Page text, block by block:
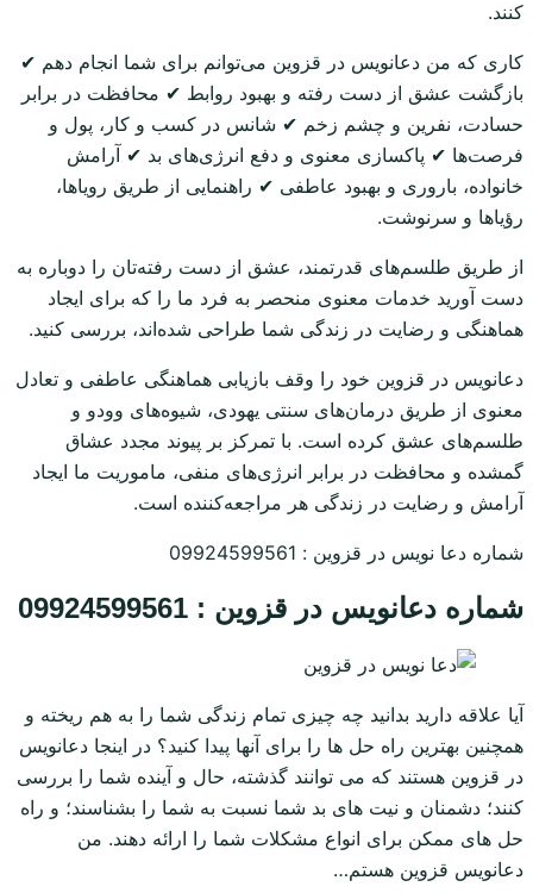
کنند.
کاری که من دعانویس در قزوین می‌توانم برای شما انجام دهم ✔
بازگشت عشق از دست رفته و بهبود روابط ✔ محافظت در برابر
حسادت، نفرین و چشم زخم ✔ شانس در کسب و کار، پول و
فرصت‌ها ✔ پاکسازی معنوی و دفع انرژی‌های بد ✔ آرامش
خانواده، باروری و بهبود عاطفی ✔ راهنمایی از طریق رویاها،
رؤیاها و سرنوشت.
از طریق طلسم‌های قدرتمند، عشق از دست رفته‌تان را دوباره به
دست آورید خدمات معنوی منحصر به فرد ما را که برای ایجاد
هماهنگی و رضایت در زندگی شما طراحی شده‌اند، بررسی کنید.
دعانویس در قزوین خود را وقف بازیابی هماهنگی عاطفی و تعادل
معنوی از طریق درمان‌های سنتی یهودی، شیوه‌های وودو و
طلسم‌های عشق کرده است. با تمرکز بر پیوند مجدد عشاق
گمشده و محافظت در برابر انرژی‌های منفی، ماموریت ما ایجاد
آرامش و رضایت در زندگی هر مراجعه‌کننده است.
شماره دعا نویس در قزوین : 09924599561
شماره دعانویس در قزوین : 09924599561
آیا علاقه دارید بدانید چه چیزی تمام زندگی شما را به هم ریخته و
همچنین بهترین راه حل ها را برای آنها پیدا کنید؟ در اینجا دعانویس
در قزوین هستند که می توانند گذشته، حال و آینده شما را بررسی
کنند؛ دشمنان و نیت های بد شما نسبت به شما را بشناسند؛ و راه
حل های ممکن برای انواع مشکلات شما را ارائه دهند. من
دعانویس قزوین هستم…